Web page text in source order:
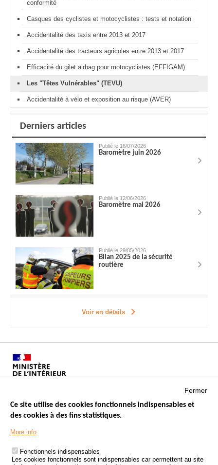
conformité
Casques des cyclistes et motocyclistes : tests et notation
Accidentalité des taxis entre 2013 et 2017
Accidentalité des tracteurs agricoles entre 2013 et 2017
Efficacité du gilet airbag pour motocyclistes (EFFIGAM)
Les "Têtes Vulnérables" (TEVU)
Accidentalité à vélo et exposition au risque (AVER)
Derniers articles
Publié le 16/07/2026
Baromètre juin 2026
Publié le 12/06/2026
Baromètre mai 2026
Publié le 29/05/2026
Bilan 2025 de la sécurité
routière
Voir en détails
Menu
Footer
LES SITES PUBLICS
ÉTAT DE L’INSÉCURITÉ ROUTIÈRE
TRAITEMENT DES DONNÉES PERSONNELLES DES ACCIDENTS DE
Fermer
Ce site utilise des cookies fonctionnels indispensables et
des cookies à des fins statistiques.
More info
Fonctionnels indispensables
Les cookies fonctionnels sont indispensables car permettent au site